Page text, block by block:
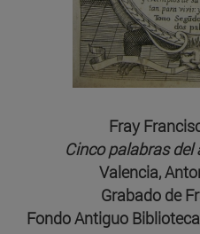
Fray
Cinco palabras del
Valencia,
Grabado de
Fondo Antiguo